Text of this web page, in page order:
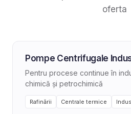
oferta
Pompe Centrifugale
Pentru procese continue în
chimică și petrochimică
Rafinării Centrale termice